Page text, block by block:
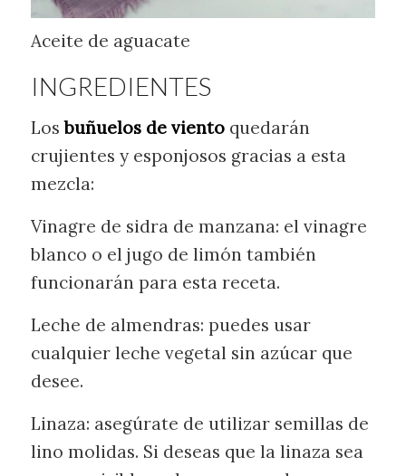
Aceite de aguacate
INGREDIENTES
Losbuñuelos de vientoquedarán
crujientes y esponjosos gracias a esta
mezcla:
Vinagre de sidra de manzana: el vinagre
blanco o el jugo de limón también
funcionarán para esta receta.
Leche de almendras: puedes usar
cualquier leche vegetal sin azúcar que
desee.
Linaza: asegúrate de utilizar semillas de
lino molidas. Si deseas que la linaza sea